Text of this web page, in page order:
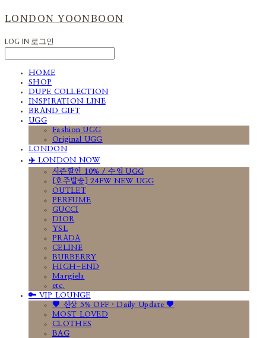
LONDON YOONBOON
LOG IN 로그인
HOME
SHOP
DUPE COLLECTION
INSPIRATION LINE
BRAND GIFT
UGG
Fashion UGG
Original UGG
LONDON
✈️ LONDON NOW
시즌할인 10% / 수입 UGG
[호주발송] 24FW NEW UGG
OUTLET
PERFUME
GUCCI
DIOR
YSL
PRADA
CELINE
BURBERRY
HIGH-END
Margiela
etc.
🔑 VIP LOUNGE
🤎 신상 5% OFF · Daily Update 🤎
MOST LOVED
CLOTHES
BAG